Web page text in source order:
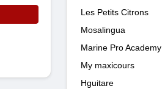
Les Petits Citrons
Mosalingua
Marine Pro Academy
My maxicours
Hguitare